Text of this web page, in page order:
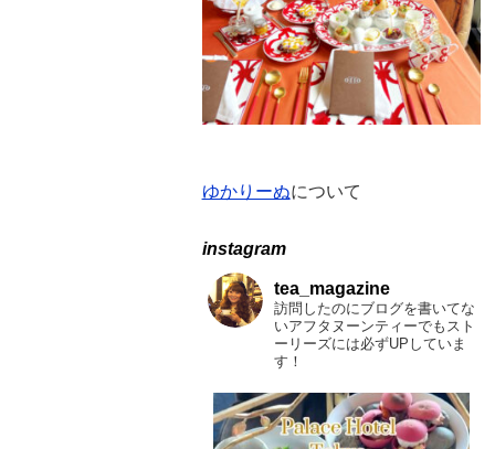
ゆかりーぬについて
instagram
tea_magazine
訪問したのにブログを書いてな
いアフタヌーンティーでもスト
ーリーズには必ずUPしていま
す！